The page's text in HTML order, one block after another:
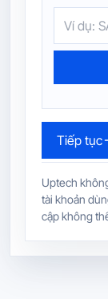
Tiếp tục
Uptech
tài khoản
cập không